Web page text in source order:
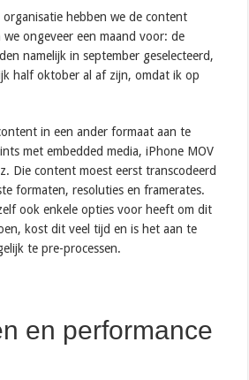
organisatie hebben we de content
ongeveer een maand voor: de
namelijk in september geselecteerd,
half oktober al af zijn, omdat ik op
in een ander formaat aan te
met embedded media, iPhone MOV
Die content moest eerst transcodeerd
formaten, resoluties en framerates.
ook enkele opties voor heeft om dit
kost dit veel tijd en is het aan te
te pre-processen.
en performance